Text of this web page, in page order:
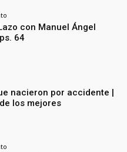
con Manuel Ángel
64
nacieron por accidente |
los mejores